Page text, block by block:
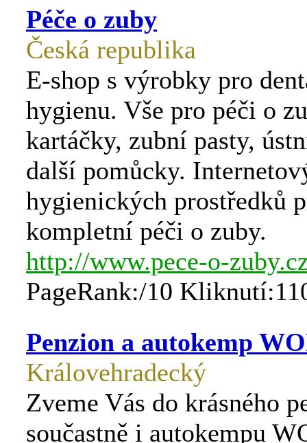
Péče o zuby
Česká republika
E-shop s výrobky pro
hygienu. Vše pro péči o
kartáčky, zubní pasty,
další pomůcky.
hygienických prostředků
kompletní péči o zuby.
http://www.pece-o-
PageRank:/10
Penzion a autokemp
Královehradecký
Zveme Vás do krásného
součastně i autokempu